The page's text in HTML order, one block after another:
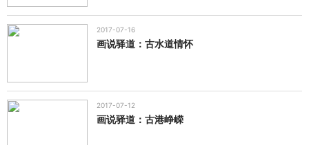
2017-07-16
画说驿道：古水道情怀
2017-07-12
画说驿道：古港峥嵘